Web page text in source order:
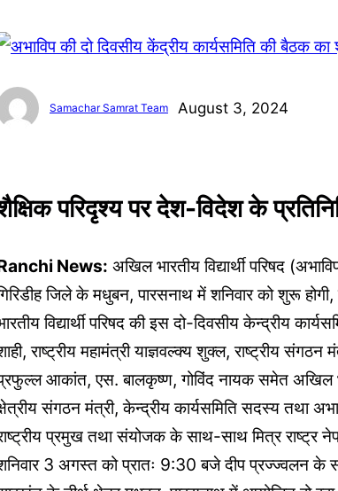
Samachar Samrat Team August 3, 2024
परिदृश्य पर देश-विदेश के
News: अखिल भारतीय विद्यार्थी परिषद
जिले के मधुबन, पारसनाथ में शनिवार को शुरू
विद्यार्थी परिषद की इस दो-दिवसीय केन्द्रीय
राष्ट्रीय महामंत्री याज्ञवल्क्य शुक्ल, राष्ट्रीय
आकांत, एस. बालकृष्ण, गोविंद नायक समेत अखिल
संगठन मंत्री, केन्द्रीय कार्यसमिति सदस्य तथा
प्रमुख तथा संयोजक के साथ-साथ मित्र राष्ट्र
3 अगस्त को प्रातः 9:30 बजे दीप प्रज्ज्वलन के